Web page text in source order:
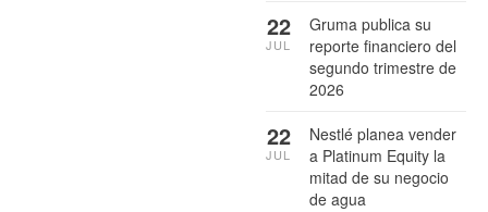
Gruma publica su
reporte financiero del
segundo trimestre de
2026
22
JUL
Nestlé planea vender
a Platinum Equity la
mitad de su negocio
de agua
22
JUL